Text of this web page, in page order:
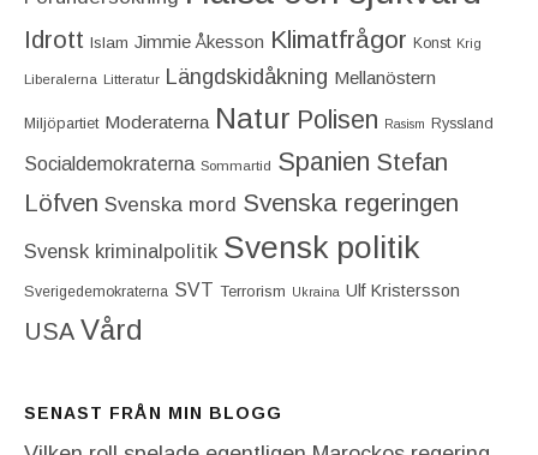
Idrott Islam Jimmie Åkesson Klimatfrågor Konst Krig
Liberalerna Litteratur Längdskidåkning Mellanöstern
Miljöpartiet Moderaterna Natur Polisen Rasism Ryssland
Socialdemokraterna Sommartid Spanien Stefan
Löfven Svenska mord Svenska regeringen
Svensk kriminalpolitik Svensk politik
Sverigedemokraterna SVT Terrorism Ukraina Ulf Kristersson
USA Vård
SENAST FRÅN MIN BLOGG